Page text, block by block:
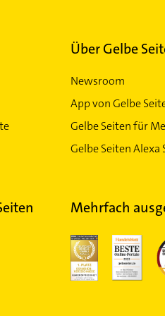
Über Gelbe
Newsroom
App von Gelbe
Gelbe Seiten für
Gelbe Seiten Alexa
Mehrfach